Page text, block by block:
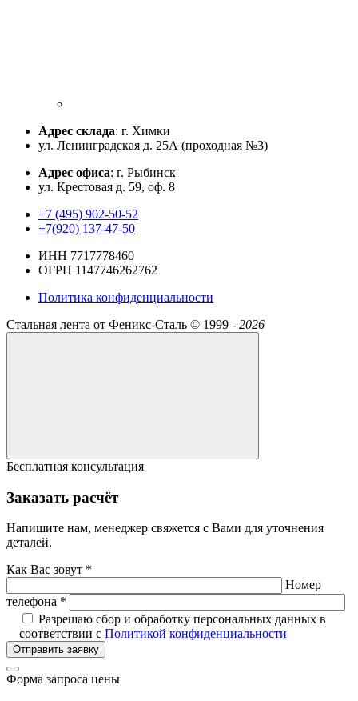
Адрес склада: г. Химки
ул. Ленинградская д. 25А (проходная №3)
Адрес офиса: г. Рыбинск
ул. Крестовая д. 59, оф. 8
+7 (495) 902-50-52
+7(920) 137-47-50
ИНН 7717778460
ОГРН 1147746262762
Политика конфиденциальности
Стальная лента от Феникс-Сталь © 1999 - 2026
Бесплатная консультация
Заказать расчёт
Напишите нам, менеджер свяжется с Вами для уточнения
деталей.
Как Вас зовут *
Номер
телефона *
Разрешаю сбор и обработку персональных данных в
соответствии с Политикой конфиденциальности
Отправить заявку
Форма запроса цены